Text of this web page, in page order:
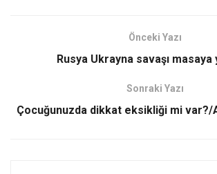
k
d
n
Önceki Yazı
Rusya Ukrayna savaşı masaya
Sonraki Yazı
Çocuğunuzda dikkat eksikliği mi var?/